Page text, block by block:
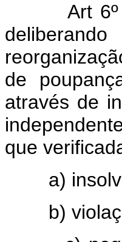
Art 6º
de
através de
que
a)
b)